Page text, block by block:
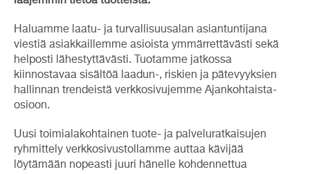
Haluamme laatu- ja turvallisuusalan asiantuntijana
viestiä asiakkaillemme asioista ymmärrettävästi sekä
helposti lähestyttävästi. Tuotamme jatkossa
kiinnostavaa sisältöä laadun-, riskien ja pätevyyksien
hallinnan trendeistä verkkosivujemme Ajankohtaista-
osioon.
Uusi toimialakohtainen tuote- ja palveluratkaisujen
ryhmittely verkkosivustollamme auttaa kävijää
löytämään nopeasti juuri hänelle kohdennettua